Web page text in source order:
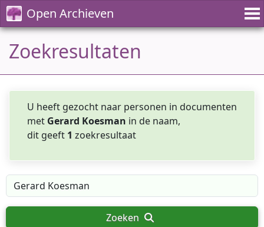
Open Archieven
Zoekresultaten
U heeft gezocht naar personen in documenten
met Gerard Koesman in de naam,
dit geeft 1 zoekresultaat
Zoeken